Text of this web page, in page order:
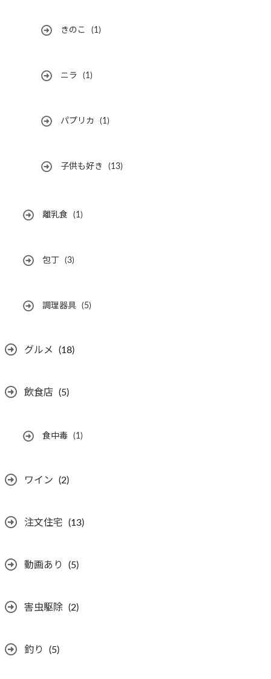
きのこ (1)
ニラ (1)
パプリカ (1)
子供も好き (13)
離乳食 (1)
包丁 (3)
調理器具 (5)
グルメ (18)
飲食店 (5)
食中毒 (1)
ワイン (2)
注文住宅 (13)
動画あり (5)
害虫駆除 (2)
釣り (5)